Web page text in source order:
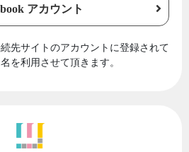
アカウント
先サイトのアカウントに登録されて
を利用させて頂きます。